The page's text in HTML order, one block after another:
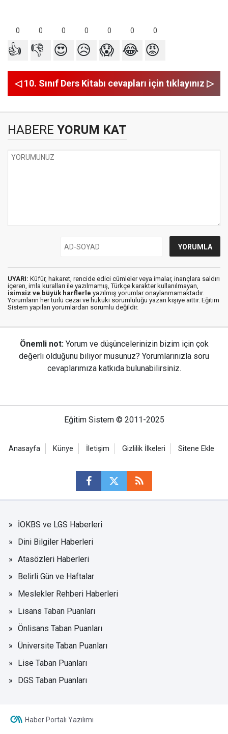
0 0 0 0 0 0 0
👍 👎 😍 😥 😱 😂 😡
◁ 10. Sınıf Ders Kitabı cevapları için tıklayınız ▷
HABERE YORUM KAT
UYARI: Küfür, hakaret, rencide edici cümleler veya imalar, inançlara saldırı
içeren, imla kuralları ile yazılmamış, Türkçe karakter kullanılmayan,
isimsiz ve büyük harflerle yazılmış yorumlar onaylanmamaktadır.
Yorumların her türlü cezai ve hukuki sorumluluğu yazan kişiye aittir. Eğitim
Sistem yapılan yorumlardan sorumlu değildir.
Önemli not: Yorum ve düşüncelerinizin bizim için çok
değerli olduğunu biliyor musunuz? Yorumlarınızla soru
cevaplarımıza katkıda bulunabilirsiniz.
Eğitim Sistem © 2011-2025
Anasayfa Künye İletişim Gizlilik İlkeleri Sitene Ekle
İOKBS ve LGS Haberleri
Dini Bilgiler Haberleri
Atasözleri Haberleri
Belirli Gün ve Haftalar
Meslekler Rehberi Haberleri
Lisans Taban Puanları
Önlisans Taban Puanları
Üniversite Taban Puanları
Lise Taban Puanları
DGS Taban Puanları
Haber Portalı Yazılımı